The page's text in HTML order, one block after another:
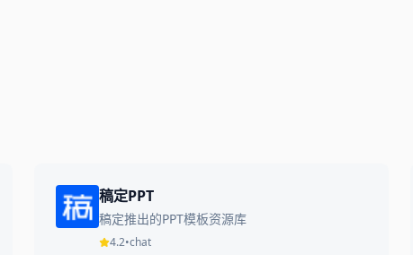
稿定PPT
稿定推出的PPT模板资源库
4.2•chat